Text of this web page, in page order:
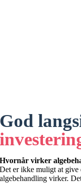
God
Hvornår virker
Det er ikke muligt at give
algebehandling virker.